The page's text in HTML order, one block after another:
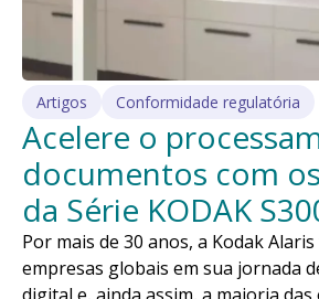
Artigos Conformidade regulatória
Acelere o
documentos com
da Série KODAK
Por mais de 30 anos, a Kodak
empresas globais em sua jornada